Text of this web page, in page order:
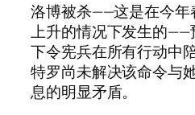
洛博被杀——这是在今年
上升的情况下发生的——
下令宪兵在所有行动中
特罗尚未解决该命令与
息的明显矛盾。